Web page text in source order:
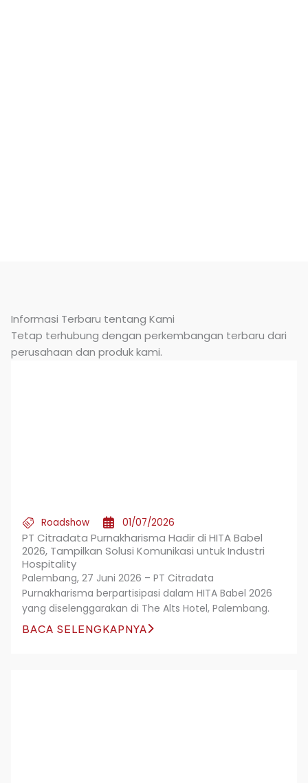
Informasi Terbaru tentang Kami
Tetap terhubung dengan perkembangan terbaru dari
perusahaan dan produk kami.
Roadshow 01/07/2026
PT Citradata Purnakharisma Hadir di HITA Babel
2026, Tampilkan Solusi Komunikasi untuk Industri
Hospitality
Palembang, 27 Juni 2026 – PT Citradata
Purnakharisma berpartisipasi dalam HITA Babel 2026
yang diselenggarakan di The Alts Hotel, Palembang.
BACA SELENGKAPNYA